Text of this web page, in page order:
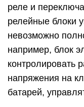
реле и
релейные блоки
невозможно
например, блок
контролировать
напряжения на
батарей,